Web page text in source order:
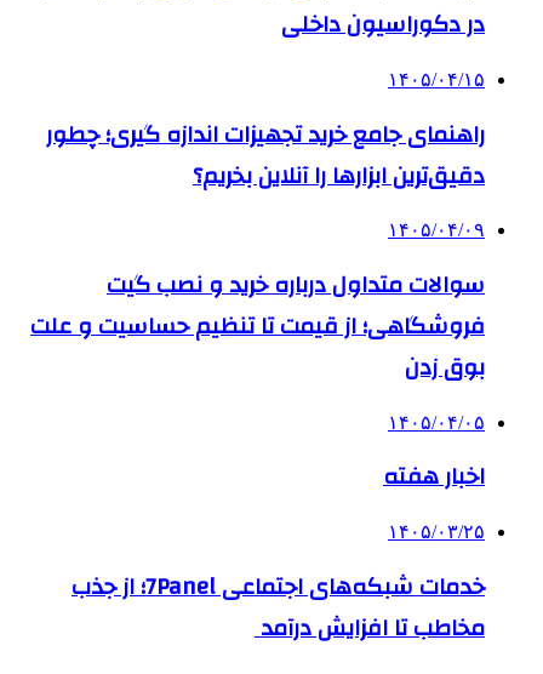
در دکوراسیون داخلی
۱۴۰۵/۰۴/۱۵
راهنمای جامع خرید تجهیزات اندازه گیری؛ چطور
دقیق‌ترین ابزارها را آنلاین بخریم؟
۱۴۰۵/۰۴/۰۹
سوالات متداول درباره خرید و نصب گیت
فروشگاهی؛ از قیمت تا تنظیم حساسیت و علت
بوق زدن
۱۴۰۵/۰۴/۰۵
اخبار هفته
۱۴۰۵/۰۳/۲۵
خدمات شبکه‌های اجتماعی 7Panel؛ از جذب
مخاطب تا افزایش درآمد